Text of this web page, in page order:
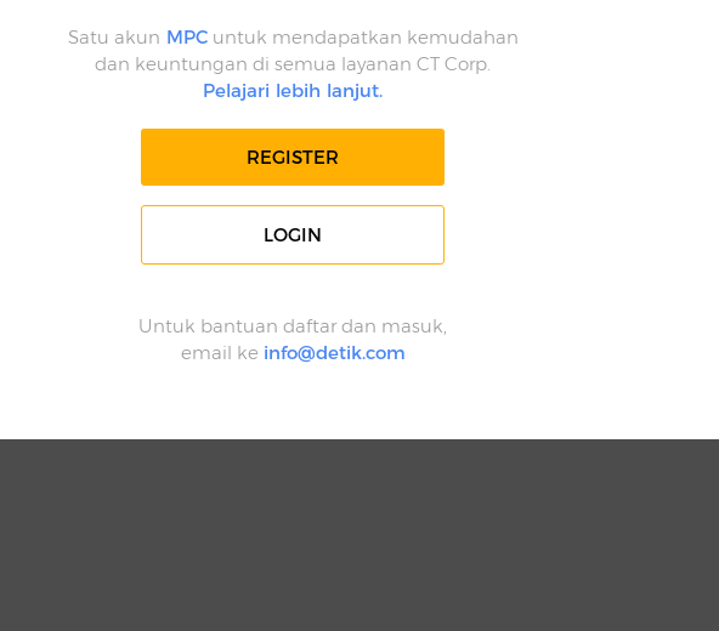
Satu akun MPCuntuk mendapatkan kemudahan
dan keuntungan di semua layanan CT Corp.
Pelajari lebih lanjut.
REGISTER
LOGIN
Untuk bantuan daftar dan masuk,
email ke info@detik.com